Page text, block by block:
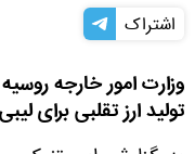
اشتراک
وزارت امور خارجه روسیه
تولید ارز تقلبی برای